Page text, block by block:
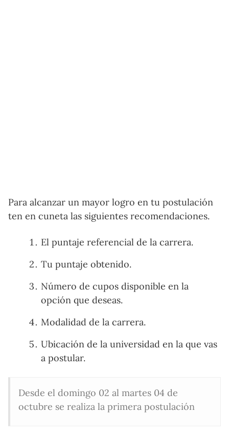
Para alcanzar un mayor logro en tu postulación
ten en cuneta las siguientes recomendaciones.
El puntaje referencial de la carrera.
Tu puntaje obtenido.
Número de cupos disponible en la
opción que deseas.
Modalidad de la carrera.
Ubicación de la universidad en la que vas
a postular.
Desde el domingo 02 al martes 04 de
octubre se realiza la primera postulación